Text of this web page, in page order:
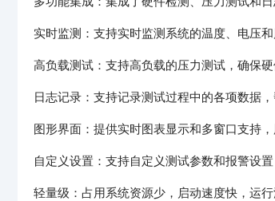
实时监测：支持实时监测系统的温度、电压
高负载测试：支持高负载的压力测试，确保
日志记录：支持记录测试过程中的各项数据
图形界面：提供实时图表显示和多窗口支持
自定义设置：支持自定义测试参数和报警设
轻量级：占用系统资源少，启动速度快，运行